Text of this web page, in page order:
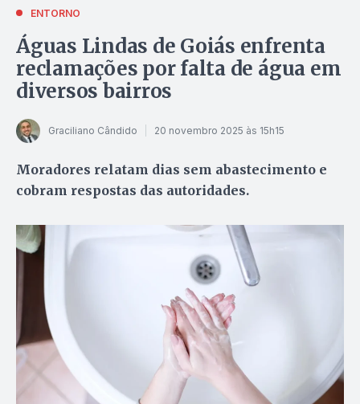
ENTORNO
Águas Lindas de Goiás enfrenta
reclamações por falta de água em
diversos bairros
Graciliano Cândido 20 novembro 2025 às 15h15
Moradores relatam dias sem abastecimento e
cobram respostas das autoridades.